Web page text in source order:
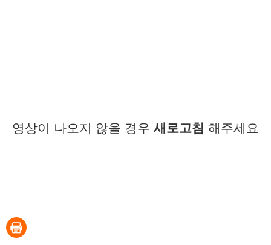
영상이 나오지 않을 경우 새로고침 해주세요